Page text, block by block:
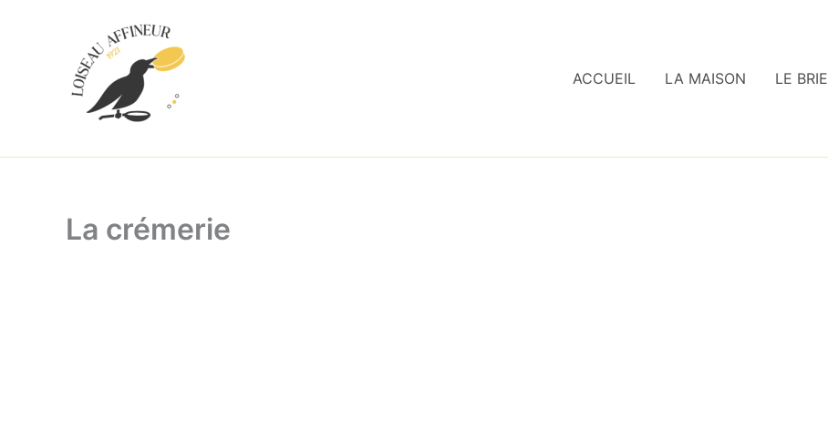
ACCUEIL
LA MAISON LE BRIE
La crémerie